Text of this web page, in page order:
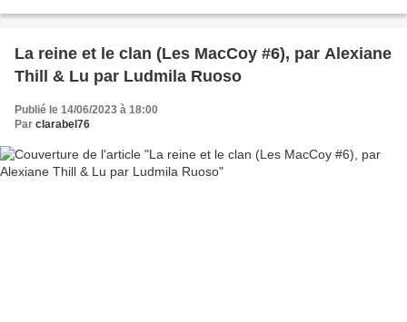
La reine et le clan (Les MacCoy #6), par Alexiane
Thill & Lu par Ludmila Ruoso
Publié le 14/06/2023 à 18:00
Par clarabel76